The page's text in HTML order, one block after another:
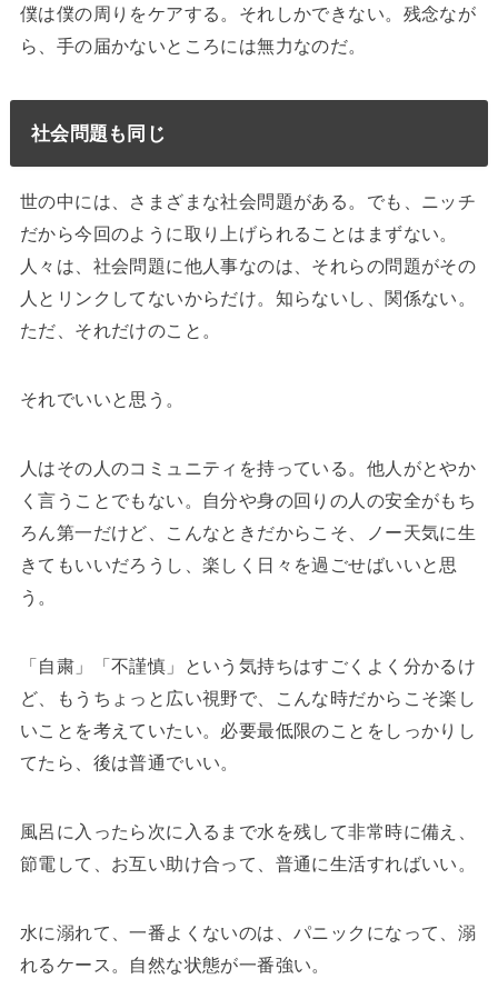
僕は僕の周りをケアする。それしかできない。残念なが
ら、手の届かないところには無力なのだ。
社会問題も同じ
世の中には、さまざまな社会問題がある。でも、ニッチ
だから今回のように取り上げられることはまずない。
人々は、社会問題に他人事なのは、それらの問題がその
人とリンクしてないからだけ。知らないし、関係ない。
ただ、それだけのこと。
それでいいと思う。
人はその人のコミュニティを持っている。他人がとやか
く言うことでもない。自分や身の回りの人の安全がもち
ろん第一だけど、こんなときだからこそ、ノー天気に生
きてもいいだろうし、楽しく日々を過ごせばいいと思
う。
「自粛」「不謹慎」という気持ちはすごくよく分かるけ
ど、もうちょっと広い視野で、こんな時だからこそ楽し
いことを考えていたい。必要最低限のことをしっかりし
てたら、後は普通でいい。
風呂に入ったら次に入るまで水を残して非常時に備え、
節電して、お互い助け合って、普通に生活すればいい。
水に溺れて、一番よくないのは、パニックになって、溺
れるケース。自然な状態が一番強い。